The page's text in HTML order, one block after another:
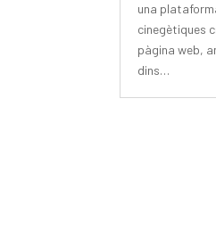
una
cinegètiques
pàgina web,
dins…